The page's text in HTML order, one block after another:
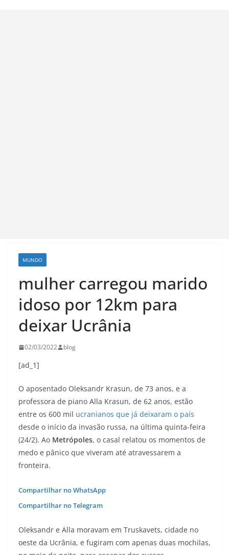
MUNDO
mulher carregou marido
idoso por 12km para
deixar Ucrânia
02/03/2022 blog
[ad_1]
O aposentado Oleksandr Krasun, de 73 anos, e a
professora de piano Alla Krasun, de 62 anos, estão
entre os 600 mil ucranianos que já deixaram o país
desde o início da invasão russa, na última quinta-feira
(24/2). Ao Metrópoles, o casal relatou os momentos de
medo e pânico que viveram até atravessarem a
fronteira.
Compartilhar no WhatsApp
Compartilhar no Telegram
Oleksandr e Alla moravam em Truskavets, cidade no
oeste da Ucrânia, e fugiram com apenas duas mochilas,